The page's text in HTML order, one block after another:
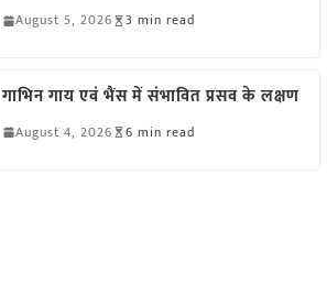
August 5, 2026 3 min read
गाभिन गाय एवं भैंस में संभावित प्रसव के लक्षण
August 4, 2026 6 min read